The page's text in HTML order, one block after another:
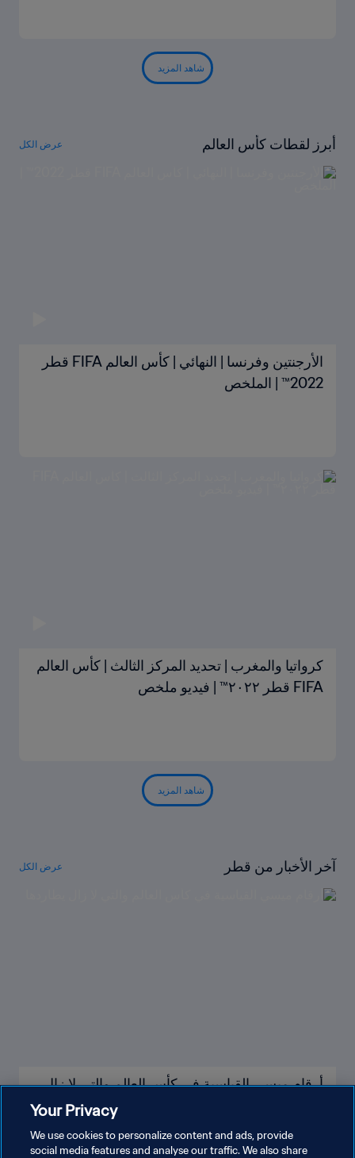
شاهد المزيد
أبرز لقطات كأس العالم عرض الكل
الأرجنتين وفرنسا | النهائي | كأس العالم FIFA قطر
2022™ | الملخص
كرواتيا والمغرب | تحديد المركز الثالث | كأس العالم
FIFA قطر ٢٠٢٢™ | فيديو ملخص
شاهد المزيد
آخر الأخبار من قطر عرض الكل
أرقام ميسي القياسية في كأس العالم والتي لا زال
Your Privacy
We use cookies to personalize content and ads, provide
social media features and analyse our traffic. We also share